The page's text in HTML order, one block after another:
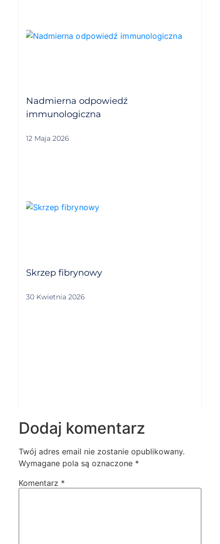
Nadmierna odpowiedź
immunologiczna
12 Maja 2026
Skrzep fibrynowy
30 Kwietnia 2026
Dodaj komentarz
Twój adres email nie zostanie opublikowany.
Wymagane pola są oznaczone *
Komentarz *